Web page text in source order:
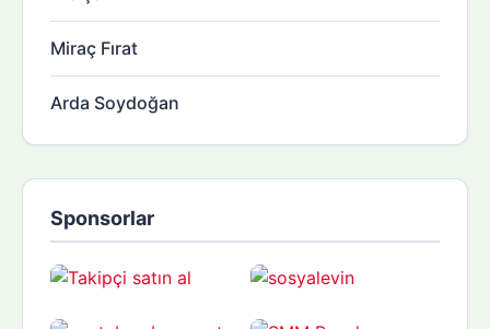
Miraç Fırat
Arda Soydoğan
Sponsorlar